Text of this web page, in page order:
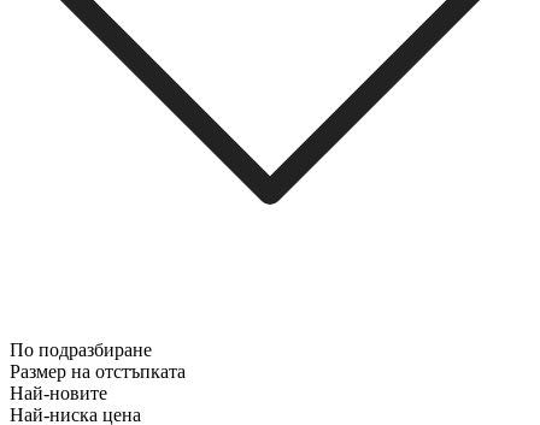
По подразбиране
Размер на отстъпката
Най-новите
Най-ниска цена